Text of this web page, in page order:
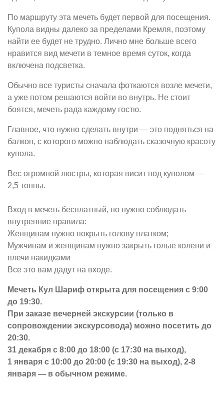
По маршруту эта мечеть будет первой для посещения.
Купола видны далеко за пределами Кремля, поэтому
найти ее будет не трудно. Лично мне больше всего
нравится вид мечети в темное время суток, когда
включена подсветка.
Обычно все туристы сначала фоткаются возле мечети,
а уже потом решаются войти во внутрь. Не стоит
боятся, мечеть рада каждому гостю.
Главное, что нужно сделать внутри — это подняться на
балкон, с которого можно наблюдать сказочную красоту
купола.
Вес огромной люстры, которая висит под куполом —
2,5 тонны.
Вход в мечеть бесплатный, но нужно соблюдать
внутренние правила:
Женщинам нужно покрыть голову платком;
Мужчинам и женщинам нужно закрыть голые колени и
плечи накидками
Все это вам дадут на входе.
Мечеть Кул Шариф открыта для посещения с 9:00
до 19:30.
При заказе вечерней экскурсии (только в
сопровождении экскурсовода) можно посетить до
20:30.
31 декабря с 8:00 до 18:00 (с 17:30 на выход),
1 января с 10:00 до 20:00 (с 19:30 на выход), 2-8
января — в обычном режиме.